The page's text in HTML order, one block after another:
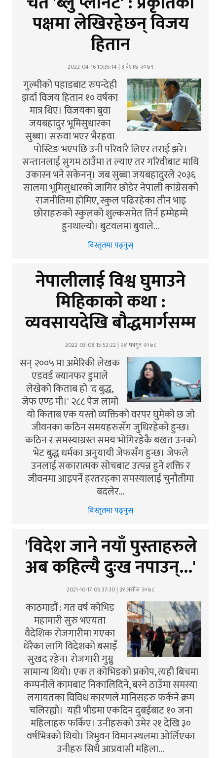
पक्षमा लेखिरहेछन् विजय
हितान
2022-04-16 10:35:14 | ३ बैशाख २०७९
गुल्मीको पहाडबाट रुपन्देही
झर्दा विजय हितान १० वर्षका
मात्र थिए। विजयका बुवा
जयबहादुर भूमिसुधारका
सुब्बा। सरुवा भएर भैरहवा
पोस्टिङ भएपछि उनी परिवारै लिएर तराई झरे।
सन्तानलाई सुगम ठाउँमा त ल्याए तर गरिवीबाट माथि
उकास्न भने सकेनन्। जब सुब्बा जयबहादुरले २०३६
सालमा भूमिसुधारको जागिर छोडेर नेपाली कांग्रेसको
राजनीतिमा होमिए, स्कुल पढिरहेका तीन भाइ
छोराहरुको स्कुलको शुल्कसमेत तिर्न हम्मेहम्मे
हुनथाल्यो। बुटवलमा बुवाले…
विस्तृतमा पढ्नुस्
नेपालीलाई विश्व घुमाउने
मिहिकाको कथा :
व्यवसायदेखि बौद्धमार्गसम्म
2022-03-08 15:52:22 | २४ फागुन २०७८
सन् २००५ मा अमेरिकी लेखक
एडवर्ड क्यानफर डुमाले
लेखेको किताब हो 'द बुद्ध,
जेफ एण्ड मी।' २८८ पेज लामो
यो किताब एक यस्तो व्यक्तिको वरपर घुमेको छ जो
जीवनका कठिन समयहरुसँग जुधिरहेको हुन्छ।
कठिन र समस्याग्रस्त समय भोगिरहेकै बखत उनको
भेट बुद्ध धर्मका अनुयायी जेफसँग हुन्छ। जेफले
उनलाई सकारात्मक सोचबाट उत्पन्न हुने शक्ति र
जीवनमा आइपर्ने हरतरहका समस्यालाई चुनौतीमा
बदलेर…
विस्तृतमा पढ्नुस्
'विदेश जाने नयाँ पुस्ताहरुले
अब कहिल्यै दुःख नपाउन्...'
2021-10-17 06:37:30 | ३१ असोज २०७८
काठमाडौं : गत वर्ष कोभिड
महामारी सुरु भएयता
वैदेशिक रोजगारीमा गएका
धेरैका लागि विदेशको बसाइँ
सुखद रहेन। रोजगारी गुम्नु
सामान्य थियो। एक त कोभिडको प्रकोप, त्यही बिचमा
कम्पनीले कामबाट निकालिदिने, बस्ने ठाउँमा समस्या
लगायतका विविध कारणले मानिसहरु फर्कने क्रम
चलिरह्यो। यही भीडमा एकदिन दुबईबाट १० जना
महिलाहरु फर्किए। उनीहरुको उमेर २१ देखि ३०
वर्षभित्रको थियो। त्रिभुवन विमानस्थलमा ओर्लिएका
उनीहरु सिधै आप्रवासी महिला…